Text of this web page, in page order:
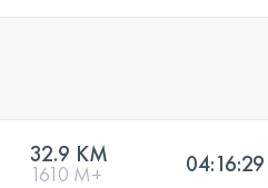
32.9 KM
1610 M+ 04:16:29